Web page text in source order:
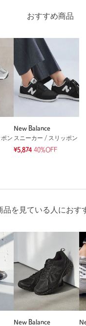
おすすめ商品
ン
New Balance
スニーカー / スリッポン
¥5,874 40%OFF
品を見ている人におす
New Balance